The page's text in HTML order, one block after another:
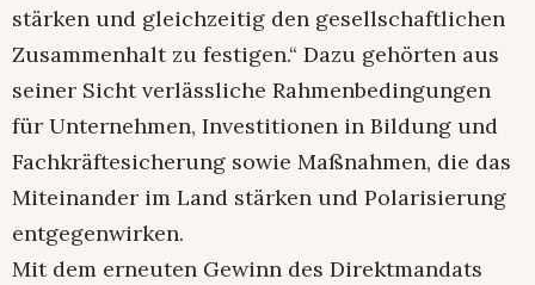
stärken und gleichzeitig den gesellschaftlichen
Zusammenhalt zu festigen.“ Dazu gehörten aus
seiner Sicht verlässliche Rahmenbedingungen
für Unternehmen, Investitionen in Bildung und
Fachkräftesicherung sowie Maßnahmen, die das
Miteinander im Land stärken und Polarisierung
entgegenwirken.
Mit dem erneuten Gewinn des Direktmandats